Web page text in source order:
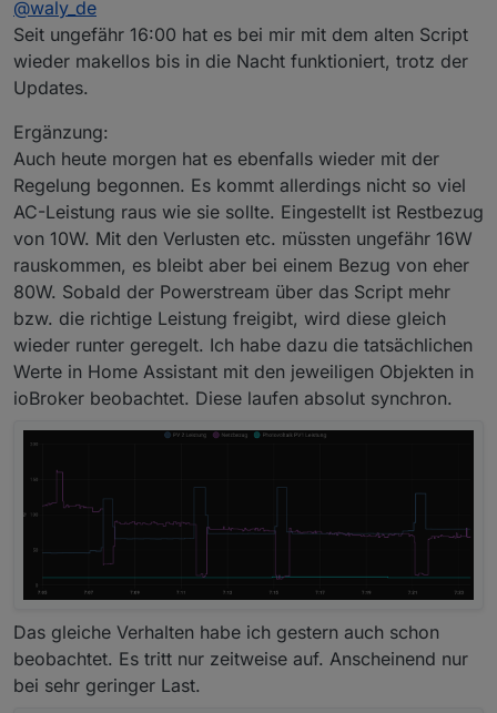
@waly_de
Seit ungefähr 16:00 hat es bei mir mit dem alten Script
wieder makellos bis in die Nacht funktioniert, trotz der
Updates.
Ergänzung:
Auch heute morgen hat es ebenfalls wieder mit der
Regelung begonnen. Es kommt allerdings nicht so viel
AC-Leistung raus wie sie sollte. Eingestellt ist Restbezug
von 10W. Mit den Verlusten etc. müssten ungefähr 16W
rauskommen, es bleibt aber bei einem Bezug von eher
80W. Sobald der Powerstream über das Script mehr
bzw. die richtige Leistung freigibt, wird diese gleich
wieder runter geregelt. Ich habe dazu die tatsächlichen
Werte in Home Assistant mit den jeweiligen Objekten in
ioBroker beobachtet. Diese laufen absolut synchron.
Das gleiche Verhalten habe ich gestern auch schon
beobachtet. Es tritt nur zeitweise auf. Anscheinend nur
bei sehr geringer Last.